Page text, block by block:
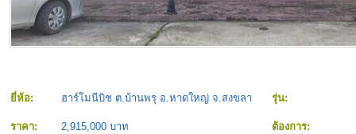
ยี่ห้อ: ฮาร์โมนีบิช ต.บ้านพรุ อ.หาดใหญ่ จ.สงขลา รุ่น:
ราคา: 2,915,000 บาท
ต้องการ: